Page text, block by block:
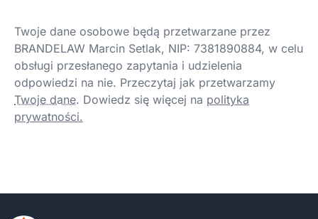
Twoje dane osobowe będą przetwarzane przez
BRANDELAW Marcin Setlak, NIP: 7381890884, w celu
obsługi przesłanego zapytania i udzielenia
odpowiedzi na nie. Przeczytaj jak przetwarzamy
Twoje dane. Dowiedz się więcej na polityka
prywatności.